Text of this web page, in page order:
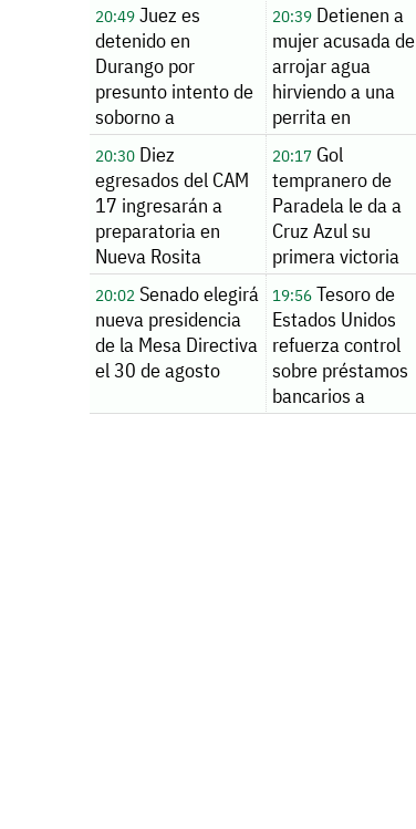
20:49 Juez es
detenido en
Durango por
presunto intento de
soborno a
funcionario
20:39Detienen a
mujer acusada de
arrojar agua
hirviendo a una
perrita en
Hermosillo
20:30 Diez
egresados del CAM
17 ingresarán a
preparatoria en
Nueva Rosita
20:17Gol
tempranero de
Paradela le da a
Cruz Azul su
primera victoria
inaugural en
Leagues Cup
20:02 Senado elegirá
nueva presidencia
de la Mesa Directiva
el 30 de agosto
19:56Tesoro de
Estados Unidos
refuerza control
sobre préstamos
bancarios a
extranjeros